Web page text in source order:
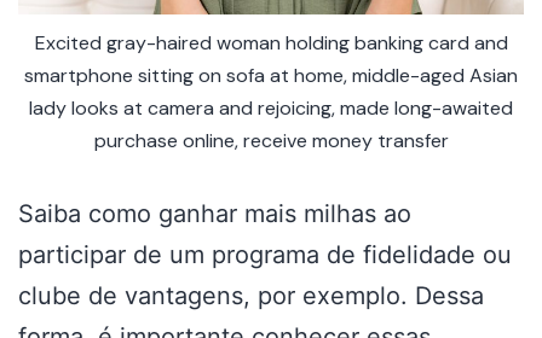
Excited gray-haired woman holding banking card and
smartphone sitting on sofa at home, middle-aged Asian
lady looks at camera and rejoicing, made long-awaited
purchase online, receive money transfer
Saiba como ganhar mais milhas ao
participar de um programa de fidelidade ou
clube de vantagens, por exemplo. Dessa